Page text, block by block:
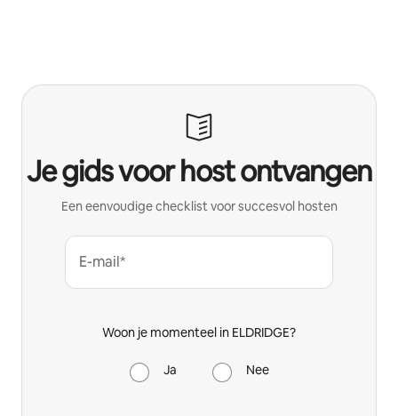
Je gids voor host ontvangen
Een eenvoudige checklist voor succesvol hosten
E-mail*
Woon je momenteel in ELDRIDGE?
Ja Nee